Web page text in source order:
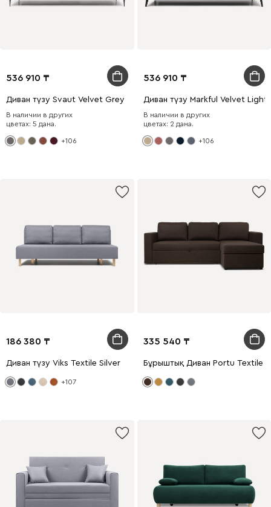
536 910
Диван түзу Svaut Velvet Grey
В наличии в других
цветах: 5 дана.
+106
536 910
Диван түзу Markful Velvet Light
В наличии в других
цветах: 2 дана.
+106
186 380
Диван түзу Viks Textile Silver
+107
335 540
Бұрыштық Диван Portu Textile